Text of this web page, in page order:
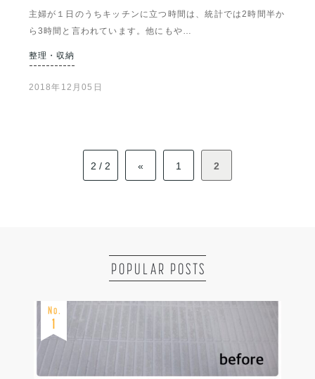
主婦が１日のうちキッチンに立つ時間は、統計では2時間半か
ら3時間と言われています。他にもや…
整理・収納
2018年12月05日
2 / 2 « 1 2
POPULAR POSTS